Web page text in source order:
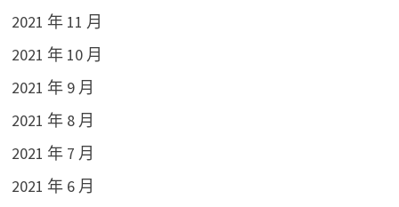
2021 年 11 月
2021 年 10 月
2021 年 9 月
2021 年 8 月
2021 年 7 月
2021 年 6 月